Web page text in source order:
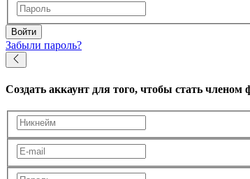
Войти
Забыли пароль?
Создать аккаунт для того, чтобы стать членом